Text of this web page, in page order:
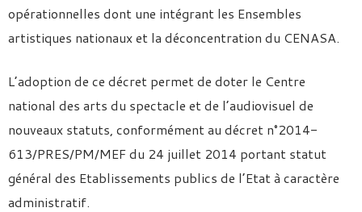
opérationnelles dont une intégrant les Ensembles
artistiques nationaux et la déconcentration du CENASA.
L’adoption de ce décret permet de doter le Centre
national des arts du spectacle et de l’audiovisuel de
nouveaux statuts, conformément au décret n°2014-
613/PRES/PM/MEF du 24 juillet 2014 portant statut
général des Etablissements publics de l’Etat à caractère
administratif.